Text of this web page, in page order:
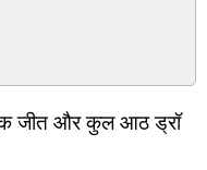
जीत और कुल आठ ड्रॉ